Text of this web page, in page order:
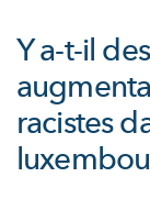
Y a-t-il
racistes